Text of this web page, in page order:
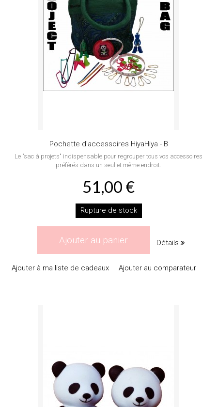
Pochette d'accessoires HiyaHiya - B
Le "sac à projets" indispensable pour regrouper tous vos accessoires
préférés dans un seul et même endroit.
51,00 €
Rupture de stock
Ajouter au panier Détails
Ajouter à ma liste de cadeaux Ajouter au comparateur